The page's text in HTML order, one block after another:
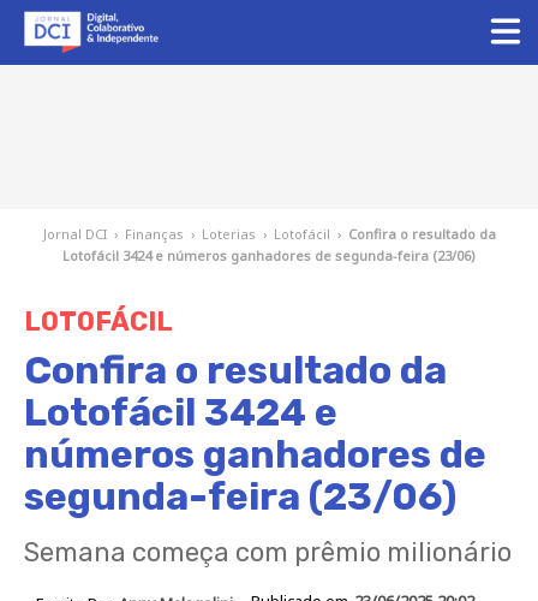
Jornal DCI › Finanças › Loterias › Lotofácil › Confira o resultado da
Lotofácil 3424 e números ganhadores de segunda-feira (23/06)
LOTOFÁCIL
Confira o resultado da
Lotofácil 3424 e
números ganhadores de
segunda-feira (23/06)
Semana começa com prêmio milionário